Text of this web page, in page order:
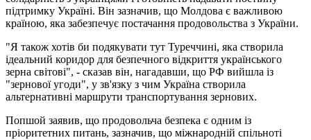
підтримку Україні. Він зазначив, що Молдова є важливою
країною, яка забезпечує постачання продовольства з України.
"Я також хотів би подякувати тут Туреччині, яка створила
ідеальний коридор для безпечного відкриття українського
зерна світові", - сказав він, нагадавши, що РФ вийшла із
"зернової угоди", у зв'язку з чим Україна створила
альтернативні маршрути транспортування зернових.
Попшой заявив, що продовольча безпека є одним із
пріоритетних питань, зазначив, що міжнародній спільноті